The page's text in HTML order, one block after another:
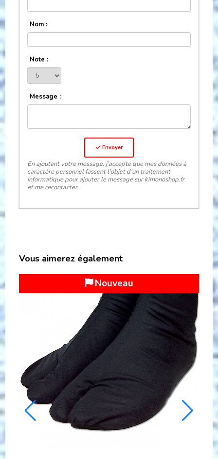
Nom :
Note :
Message :
Envoyer
En ajoutant votre message, j’accepte que mes données à
caractère personnel fassent l'objet d'un traitement
informatique pour ajouter le message sur kimonoshop.fr
et me recontacter.
Vous aimerez également
Top Vente